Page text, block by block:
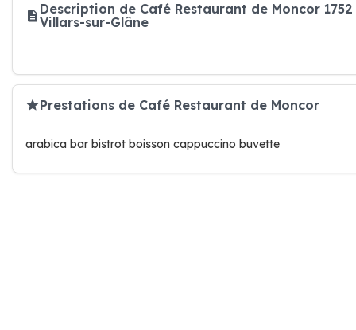
Description de Café Restaurant de Moncor 1752
Villars-sur-Glâne
Prestations de Café Restaurant de Moncor
arabica bar bistrot boisson cappuccino buvette